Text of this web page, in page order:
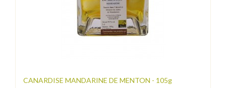
CANARDISE MANDARINE DE MENTON - 105g